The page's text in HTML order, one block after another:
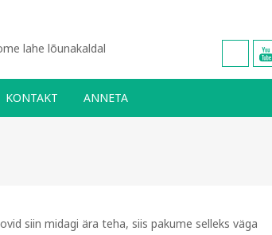
lahe lõunakaldal
KONTAKT ANNETA
siin midagi ära teha, siis pakume selleks väga